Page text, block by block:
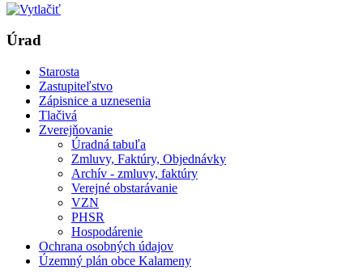
Úrad
Starosta
Zastupiteľstvo
Zápisnice a uznesenia
Tlačivá
Zverejňovanie
Úradná tabuľa
Zmluvy, Faktúry, Objednávky
Archív - zmluvy, faktúry
Verejné obstarávanie
VZN
PHSR
Hospodárenie
Ochrana osobných údajov
Územný plán obce Kalameny